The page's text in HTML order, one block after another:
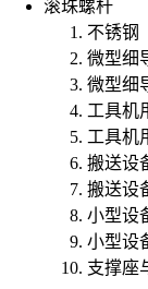
滚珠螺杆
不锈钢
微型细
微型细
工具机
工具机
搬送设
搬送设
小型设
小型设
支撑座